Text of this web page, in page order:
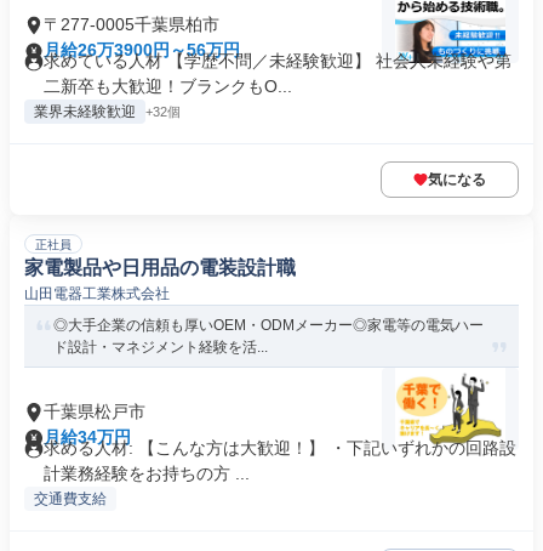
〒277-0005千葉県柏市
月給26万3900円～56万円
求めている人材 【学歴不問／未経験歓迎】 社会人未経験や第
二新卒も大歓迎！ブランクもO...
業界未経験歓迎 +32個
気になる
正社員
家電製品や日用品の電装設計職
山田電器工業株式会社
◎大手企業の信頼も厚いOEM・ODMメーカー◎家電等の電気ハー
ド設計・マネジメント経験を活...
千葉県松戸市
月給34万円
求める人材: 【こんな方は大歓迎！】 ・下記いずれかの回路設
計業務経験をお持ちの方 ...
交通費支給